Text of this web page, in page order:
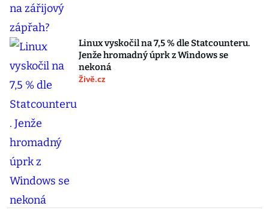
Linux vyskočil na 7,5 % dle Statcounteru.
Jenže hromadný úprk z Windows se
nekoná
Živě.cz